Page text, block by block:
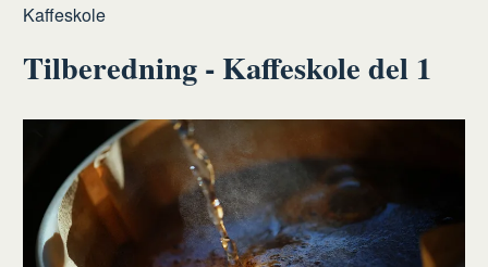
Hjem
Kolonialen
Kaffeskole
Tilberedning - Kaffeskole del 1